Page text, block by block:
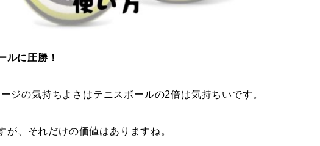
ルに圧勝！
ジの気持ちよさはテニスボールの2倍は気持ちいです。
、それだけの価値はありますね。